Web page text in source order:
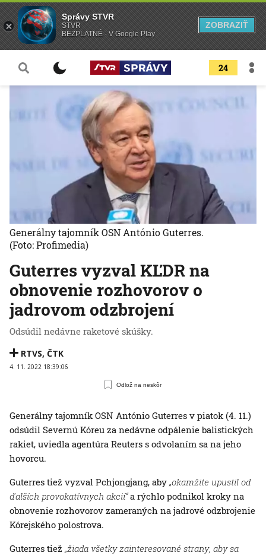
24
Guterres vyzval KĽDR na
obnovenie rozhovorov o
jadrovom odzbrojení
Odsúdil nedávne raketové skúšky.
RTVS, ČTK
4. 11. 2022 18:39:06
Odlož na neskôr
Generálny tajomník OSN António Guterres.
(Foto: Profimedia)
Generálny tajomník OSN António Guterres v piatok (4. 11.)
odsúdil Severnú Kóreu za nedávne odpálenie balistických
rakiet, uviedla agentúra Reuters s odvolaním sa na jeho
hovorcu.
Guterres tiež vyzval Pchjongjang, aby „okamžite upustil od
ďalších provokatívnych akcií“a rýchlo podnikol kroky na
obnovenie rozhovorov zameraných na jadrové odzbrojenie
Kórejského polostrova.
Guterres tiež „žiada všetky zainteresované strany, aby sa
Správy STVR
STVR
BEZPLATNÉ - V Google Play
ZOBRAZIŤ